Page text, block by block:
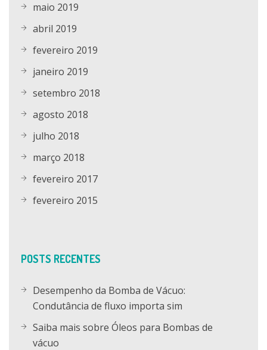
maio 2019
abril 2019
fevereiro 2019
janeiro 2019
setembro 2018
agosto 2018
julho 2018
março 2018
fevereiro 2017
fevereiro 2015
POSTS RECENTES
Desempenho da Bomba de Vácuo:
Condutância de fluxo importa sim
Saiba mais sobre Óleos para Bombas de
vácuo